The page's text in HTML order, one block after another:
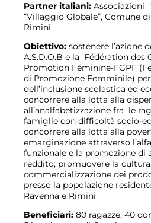
Partner italiani: Associazioni
“Villaggio Globale”, Comune
Rimini
Obiettivo: sostenere l’azione
A.S.D.O.B e la Fédération des
Promotion Féminine-FGPF
di Promozione Femminile)
dell’inclusione scolastica ed
concorrere alla lotta alla
all’analfabetizzazione fra le
famiglie con difficoltà socio-
concorrere alla lotta alla
emarginazione attraverso
funzionale e la promozione
reddito; promuovere la cultura
commercializzazione dei
presso la popolazione
Ravenna e Rimini
Beneficiari: 80 ragazze, 40